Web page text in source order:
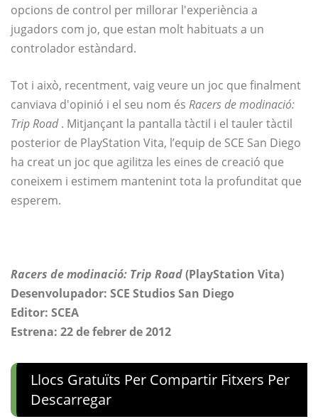
opcions de control per millorar l'experiència a
jugadors com jo, que estan molt habituats a un
controlador estàndard.
Tot i això, recentment, vaig veure un joc que finalment
canviava d'opinió i el seu nom és Racers de modinació:
Trip Road. Mitjançant la pantalla tàctil i el tauler tàctil
posterior de PlayStation Vita, l’equip de SCE San Diego
ha creat un joc que agilitza les eines de creació que
coneixem i estimem mantenint tota la profunditat que
esperem.
Racers de modinació: Trip Road(PlayStation Vita)
Desenvolupador: SCE Studios San Diego
Editor: SCEA
Estrena: 22 de febrer de 2012
Llocs Gratuïts Per Compartir Fitxers Per
Descarregar